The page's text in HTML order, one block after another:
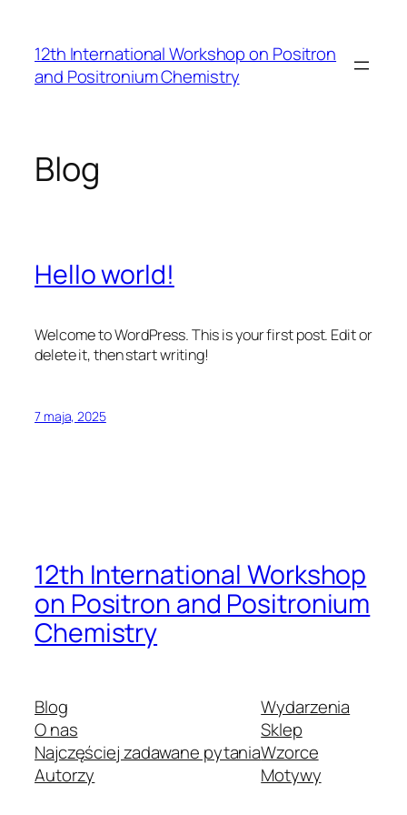
treści12th International Workshop on Positron
and Positronium Chemistry
Blog
Hello world!
Welcome to WordPress. This is your first post. Edit or
delete it, then start writing!
7 maja, 2025
12th International Workshop
on Positron and Positronium
Chemistry
Blog
O nas
Najczęściej zadawane pytania
Autorzy
Wydarzenia
Sklep
Wzorce
Motywy